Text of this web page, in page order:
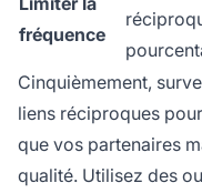
fréquence
Cinquièmement,
liens réciproques
que vos partenaires
qualité. Utilisez des